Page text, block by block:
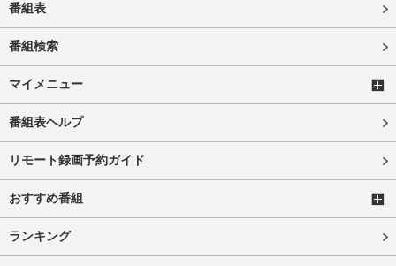
番組表
番組検索
マイメニュー
番組表ヘルプ
リモート録画予約ガイド
おすすめ番組
ランキング